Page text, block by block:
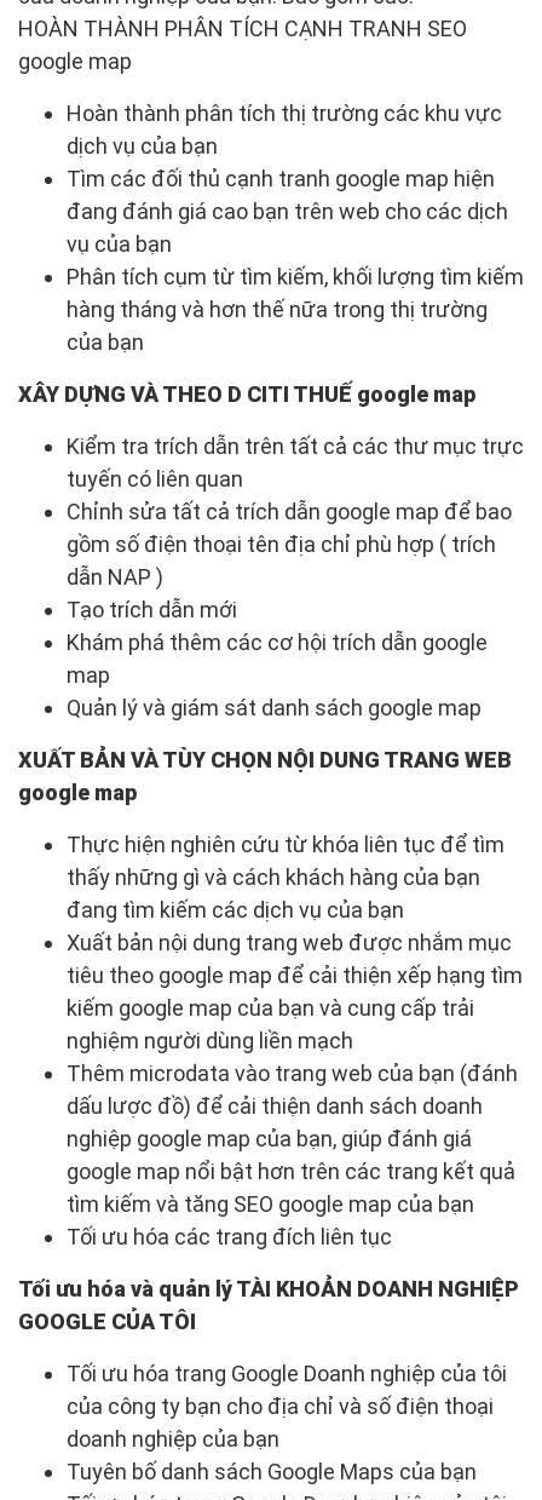
HOÀN THÀNH PHÂN TÍCH CẠNH TRANH SEO
google map
Hoàn thành phân tích thị trường các khu vực
dịch vụ của bạn
Tìm các đối thủ cạnh tranh google map hiện
đang đánh giá cao bạn trên web cho các dịch
vụ của bạn
Phân tích cụm từ tìm kiếm, khối lượng tìm kiếm
hàng tháng và hơn thế nữa trong thị trường
của bạn
XÂY DỰNG VÀ THEO D CITI THUẾ google map
Kiểm tra trích dẫn trên tất cả các thư mục trực
tuyến có liên quan
Chỉnh sửa tất cả trích dẫn google map để bao
gồm số điện thoại tên địa chỉ phù hợp ( trích
dẫn NAP )
Tạo trích dẫn mới
Khám phá thêm các cơ hội trích dẫn google
map
Quản lý và giám sát danh sách google map
XUẤT BẢN VÀ TÙY CHỌN NỘI DUNG TRANG WEB
google map
Thực hiện nghiên cứu từ khóa liên tục để tìm
thấy những gì và cách khách hàng của bạn
đang tìm kiếm các dịch vụ của bạn
Xuất bản nội dung trang web được nhắm mục
tiêu theo google map để cải thiện xếp hạng tìm
kiếm google map của bạn và cung cấp trải
nghiệm người dùng liền mạch
Thêm microdata vào trang web của bạn (đánh
dấu lược đồ) để cải thiện danh sách doanh
nghiệp google map của bạn, giúp đánh giá
google map nổi bật hơn trên các trang kết quả
tìm kiếm và tăng SEO google map của bạn
Tối ưu hóa các trang đích liên tục
Tối ưu hóa và quản lý TÀI KHOẢN DOANH NGHIỆP
GOOGLE CỦA TÔI
Tối ưu hóa trang Google Doanh nghiệp của tôi
của công ty bạn cho địa chỉ và số điện thoại
doanh nghiệp của bạn
Tuyên bố danh sách Google Maps của bạn